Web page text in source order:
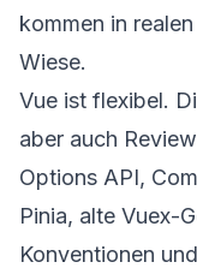
kommen in
Wiese.
Vue ist flexibel.
aber auch
Options API,
Pinia, alte Vuex-
Konventionen